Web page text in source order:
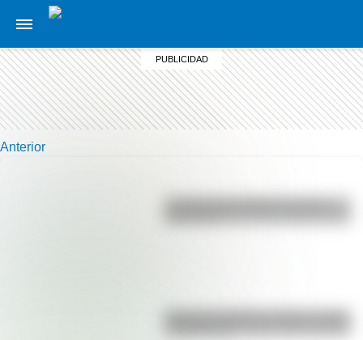
Anterior
Bandera de Bolivia: historia, origen